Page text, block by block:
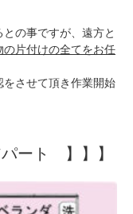
の事ですが、遠方と
の片付けの全てをお任
させて頂き作業開始
ート 】】】